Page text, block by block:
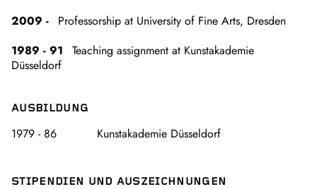
2009 -
Professorship at University of Fine Arts, Dresden
1989 - 91
Teaching assignment at Kunstakademie
Düsseldorf
AUSBILDUNG
1979 - 86 Kunstakademie Düsseldorf
STIPENDIEN UND AUSZEICHNUNGEN